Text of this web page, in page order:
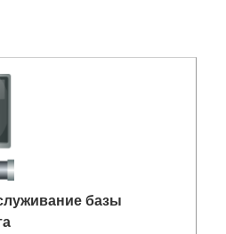
базы